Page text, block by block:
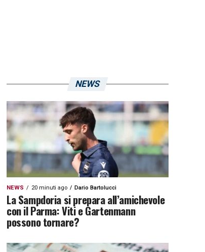
NEWS
NEWS 20 minuti ago Dario Bartolucci
La Sampdoria si prepara all’amichevole
con il Parma: Viti e Gartenmann
possono tornare?